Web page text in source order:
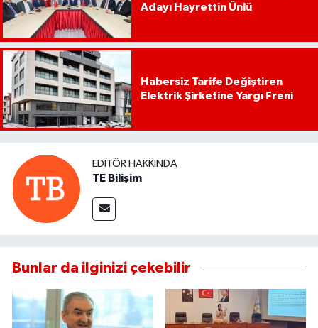
Adayı Hayrettin Ünlü
Habersiz Tarife Değiştiren
Elektrik Şirketine Yargı Freni
EDITÖR HAKKINDA
TE Bilişim
Bunlar da ilginizi çekebilir